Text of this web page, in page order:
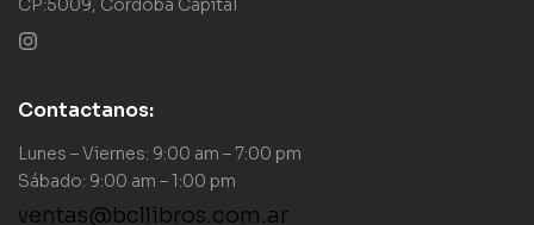
CP:5009, Córdoba Capital
Contactanos:
Lunes – Viernes: 9:00 am – 7:00 pm
Sábado: 9:00 am – 1:00 pm
ventas@bcllibros.com.ar